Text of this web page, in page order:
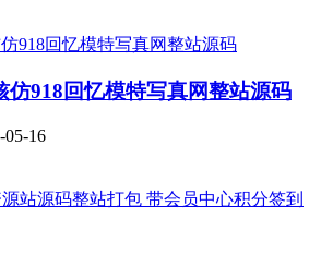
仿918回忆模特写真网整站源码
05-16